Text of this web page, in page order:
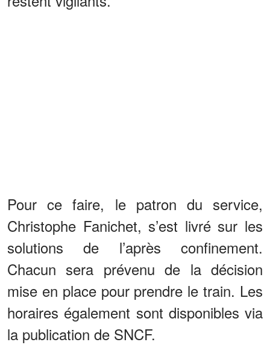
Pour ce faire, le patron du service,
Christophe Fanichet, s’est livré sur les
solutions de l’après confinement.
Chacun sera prévenu de la décision
mise en place pour prendre le train. Les
horaires également sont disponibles via
la publication de SNCF.